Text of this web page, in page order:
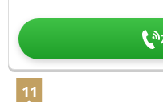
11